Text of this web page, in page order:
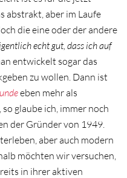
abstrakt, aber im Laufe
die eine oder der andere
echt gut, dass ich auf
entwickelt sogar das
zu wollen. Dann ist
eben mehr als
so glaube ich, immer noch
der Gründer von 1949.
aber auch modern
möchten wir versuchen,
in ihrer aktiven